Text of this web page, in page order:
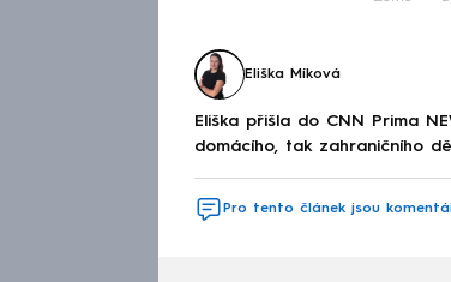
Eliška Míková
Eliška přišla do CNN Prima
domácího, tak zahraničního
Pro tento článek jsou